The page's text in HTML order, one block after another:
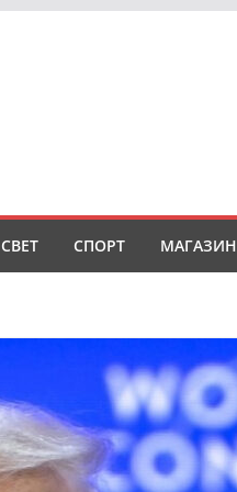
СВЕТ СПОРТ МАГАЗИН